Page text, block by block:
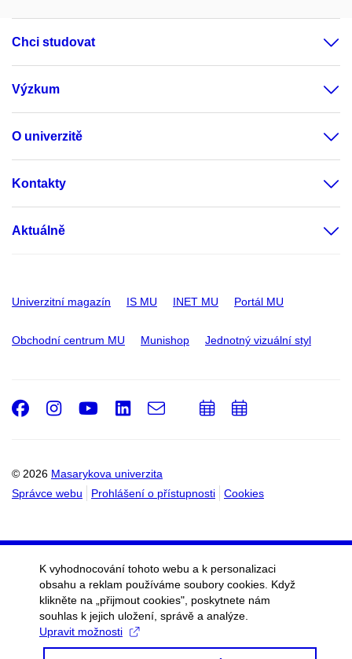
Chci studovat
Výzkum
O univerzitě
Kontakty
Aktuálně
Univerzitní magazín IS MU INET MU Portál MU
Obchodní centrum MU Munishop Jednotný vizuální styl
© 2026 Masarykova univerzita
Správce webu
Prohlášení o přístupnosti Cookies
Facebook
Instagram
Youtube
LinkedIn
e-
Email
PřidatPřidat
K vyhodnocování tohoto webu a k personalizaci
obsahu a reklam používáme soubory cookies. Když
klikněte na „přijmout cookies", poskytnete nám
souhlas k jejich uložení, správě a analýze.
Upravit možnosti